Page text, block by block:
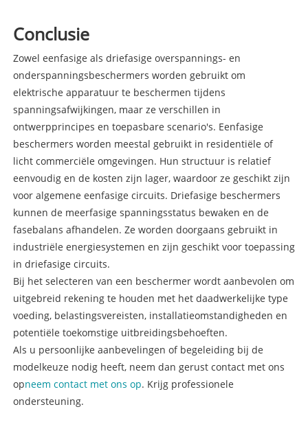
Conclusie
Zowel eenfasige als driefasige overspannings- en
onderspanningsbeschermers worden gebruikt om
elektrische apparatuur te beschermen tijdens
spanningsafwijkingen, maar ze verschillen in
ontwerpprincipes en toepasbare scenario's. Eenfasige
beschermers worden meestal gebruikt in residentiële of
licht commerciële omgevingen. Hun structuur is relatief
eenvoudig en de kosten zijn lager, waardoor ze geschikt zijn
voor algemene eenfasige circuits. Driefasige beschermers
kunnen de meerfasige spanningsstatus bewaken en de
fasebalans afhandelen. Ze worden doorgaans gebruikt in
industriële energiesystemen en zijn geschikt voor toepassing
in driefasige circuits.
Bij het selecteren van een beschermer wordt aanbevolen om
uitgebreid rekening te houden met het daadwerkelijke type
voeding, belastingsvereisten, installatieomstandigheden en
potentiële toekomstige uitbreidingsbehoeften.
Als u persoonlijke aanbevelingen of begeleiding bij de
modelkeuze nodig heeft, neem dan gerust contact met ons
opneem contact met ons op. Krijg professionele
ondersteuning.